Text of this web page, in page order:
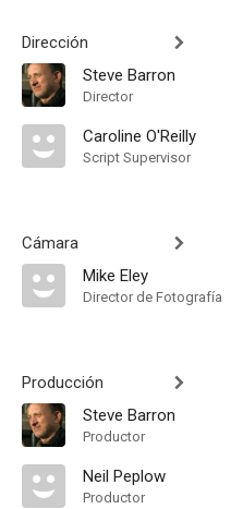
Dirección
Steve Barron
Director
Caroline O'Reilly
Script Supervisor
Cámara
Mike Eley
Director de Fotografía
Producción
Steve Barron
Productor
Neil Peplow
Productor